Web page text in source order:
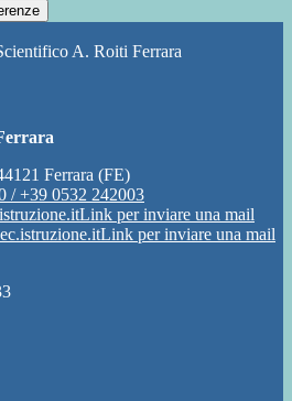
A. Roiti Ferrara
Ferrara (FE)
/ +39 0532 242003
Link per inviare una mail
Link per inviare una mail